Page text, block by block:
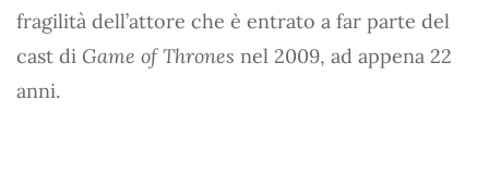
fragilità dell’attore che è entrato a far parte del
cast di Game of Thrones nel 2009, ad appena 22
anni.